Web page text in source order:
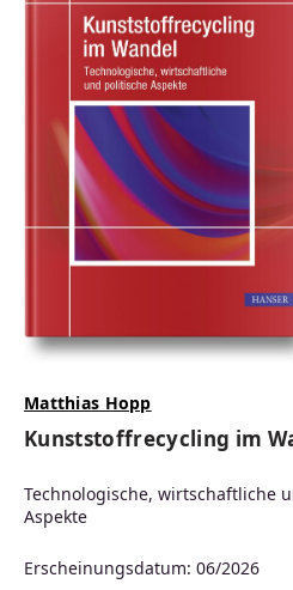
Matthias Hopp
Kunststoffrecycling im
Technologische, wirtschaftliche
Aspekte
Erscheinungsdatum: 06/2026